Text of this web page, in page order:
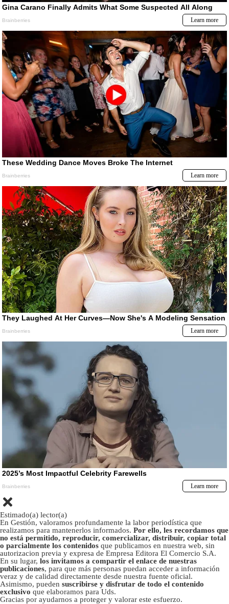
Estimado(a) lector(a)
En Gestión, valoramos profundamente la labor periodística que
realizamos para mantenerlos informados. Por ello, les recordamos que
no está permitido, reproducir, comercializar, distribuir, copiar total
o parcialmente los contenidos que publicamos en nuestra web, sin
autorizacion previa y expresa de Empresa Editora El Comercio S.A.
En su lugar, los invitamos a compartir el enlace de nuestras
publicaciones, para que más personas puedan acceder a información
veraz y de calidad directamente desde nuestra fuente oficial.
Asimismo, pueden suscribirse y disfrutar de todo el contenido
exclusivo que elaboramos para Uds.
Gracias por ayudarnos a proteger y valorar este esfuerzo.